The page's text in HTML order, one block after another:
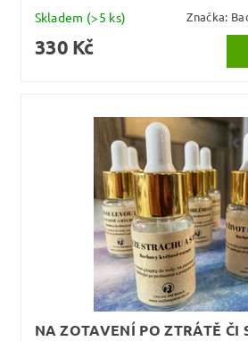
Skladem (>5 ks) Značka:
330 Kč
NA ZOTAVENÍ PO ZTRÁTĚ ČI